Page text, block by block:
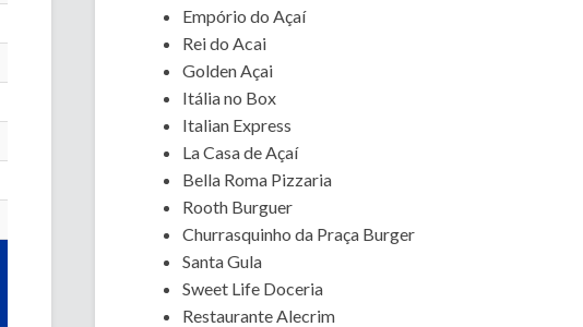
Empório do Açaí
Rei do Acai
Golden Açai
Itália no Box
Italian Express
La Casa de Açaí
Bella Roma Pizzaria
Rooth Burguer
Churrasquinho da Praça Burger
Santa Gula
Sweet Life Doceria
Restaurante Alecrim